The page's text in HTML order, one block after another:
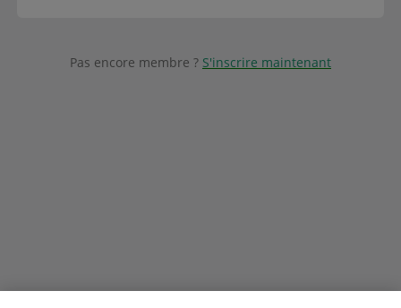
Pas encore membre ? S'inscrire maintenant